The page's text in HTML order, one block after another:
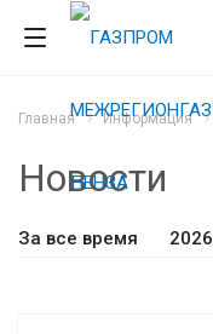
Главная Информация
Новости
За все время 2026